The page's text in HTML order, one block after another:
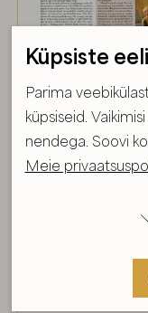
Küpsiste
Parima
küpsiseid.
nendega. Soovi
Meie